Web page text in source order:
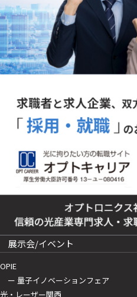
展示会/イベント
OPIE
ー 量子イノベーションフェア
光・レーザー関西